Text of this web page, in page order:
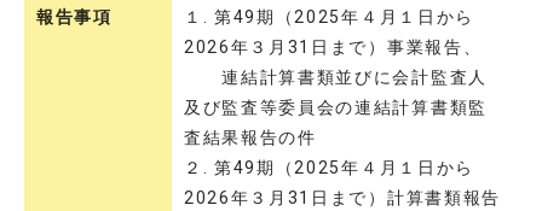
報告事項
１. 第49期（2025年４月１日から
2026年３月31日まで）事業報告、
連結計算書類並びに会計監査人
及び監査等委員会の連結計算書類監
査結果報告の件
２. 第49期（2025年４月１日から
2026年３月31日まで）計算書類報告